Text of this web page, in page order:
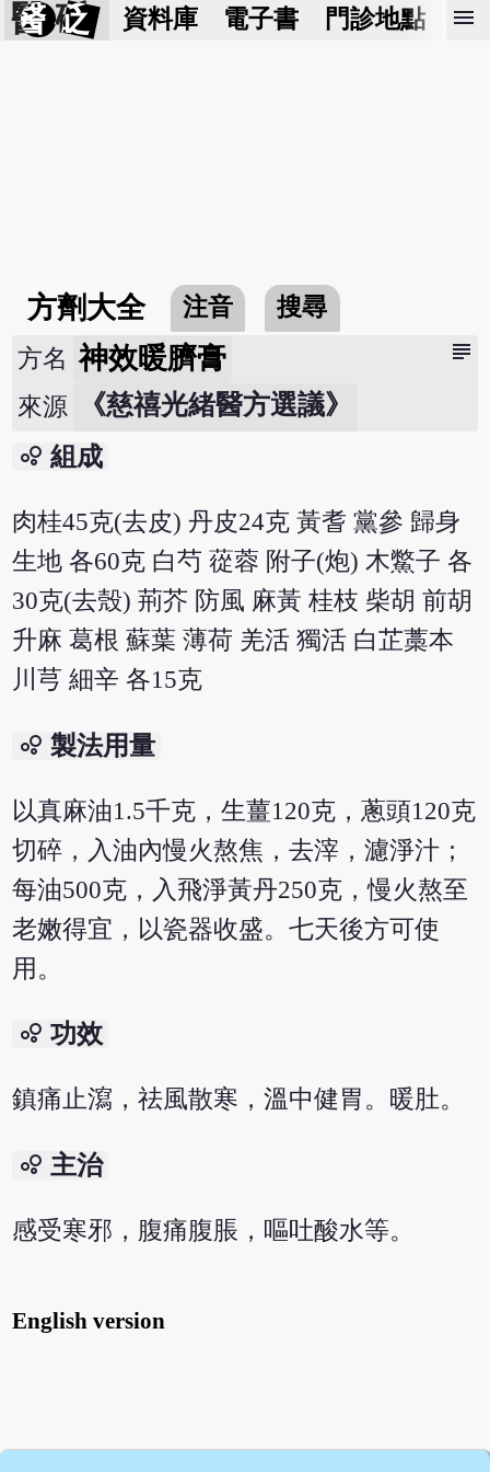
醫 砭 資料庫 電子書 門診地點 預
menu
方劑大全 注音 搜尋
subject
方名 神效暖臍膏
來源 《慈禧光緒醫方選議》
bubble_chart 組成
肉桂45克(去皮) 丹皮24克 黃耆 黨參 歸身
生地 各60克 白芍 蓯蓉 附子(炮) 木鱉子 各
30克(去殼) 荊芥 防風 麻黃 桂枝 柴胡 前胡
升麻 葛根 蘇葉 薄荷 羌活 獨活 白芷藁本
川芎 細辛 各15克
bubble_chart 製法用量
以真麻油1.5千克，生薑120克，蔥頭120克
切碎，入油內慢火熬焦，去滓，濾淨汁；
每油500克，入飛淨黃丹250克，慢火熬至
老嫩得宜，以瓷器收盛。七天後方可使
用。
bubble_chart 功效
鎮痛止瀉，祛風散寒，溫中健胃。暖肚。
bubble_chart 主治
感受寒邪，腹痛腹脹，嘔吐酸水等。
English version